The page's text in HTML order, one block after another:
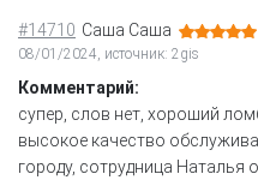
#14710 Саша Саша
08/01/2024, источник: 2gis
Комментарий:
супер, слов нет, хороший
высокое качество
городу, сотрудница Наталья